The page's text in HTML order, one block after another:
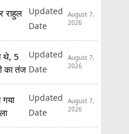
राहुल
Updated
Date
August 7,
2026
थे, 5
का तंज
Updated
Date
August 7,
2026
Updated
Date
August 7,
2026